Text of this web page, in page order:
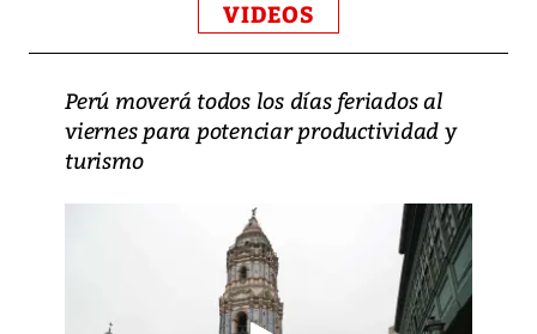
VIDEOS
Perú moverá todos los días feriados al
viernes para potenciar productividad y
turismo